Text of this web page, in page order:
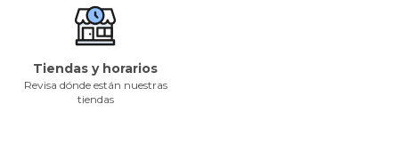
Tiendas y horarios
Revisa dónde están nuestras
tiendas